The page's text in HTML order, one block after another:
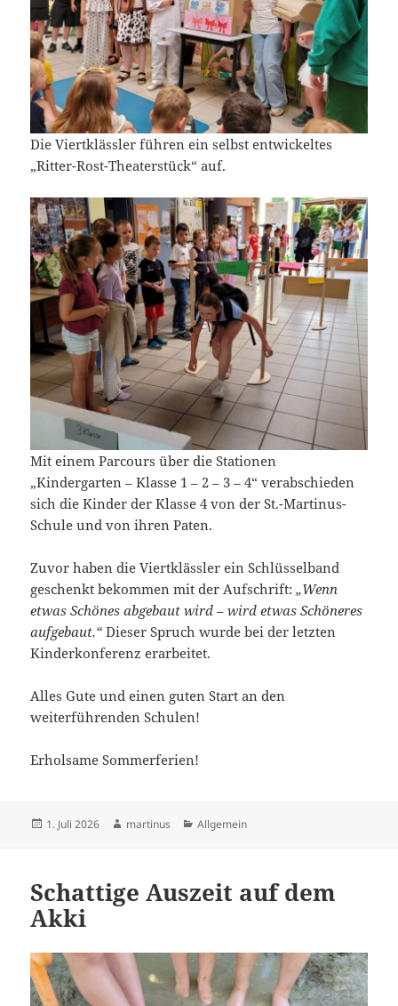
Die Viertklässler führen ein selbst entwickeltes
„Ritter-Rost-Theaterstück“ auf.
Mit einem Parcours über die Stationen
„Kindergarten – Klasse 1 – 2 – 3 – 4“ verabschieden
sich die Kinder der Klasse 4 von der St.-Martinus-
Schule und von ihren Paten.
Zuvor haben die Viertklässler ein Schlüsselband
geschenkt bekommen mit der Aufschrift:„Wenn
etwas Schönes abgebaut wird – wird etwas Schöneres
aufgebaut.“Dieser Spruch wurde bei der letzten
Kinderkonferenz erarbeitet.
Alles Gute und einen guten Start an den
weiterführenden Schulen!
Erholsame Sommerferien!
Veröffentlicht
1. Juli 2026 Autor
martinus Kategorien
Allgemein
Schattige Auszeit auf dem
Akki